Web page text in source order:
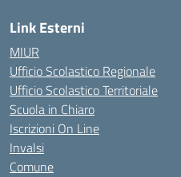
Link Esterni
MIUR
Ufficio Scolastico Regionale
Ufficio Scolastico Territoriale
Scuola in Chiaro
Iscrizioni On Line
Invalsi
Comune